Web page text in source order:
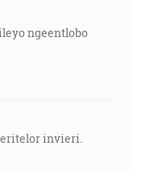
ngeentlobo
invieri.